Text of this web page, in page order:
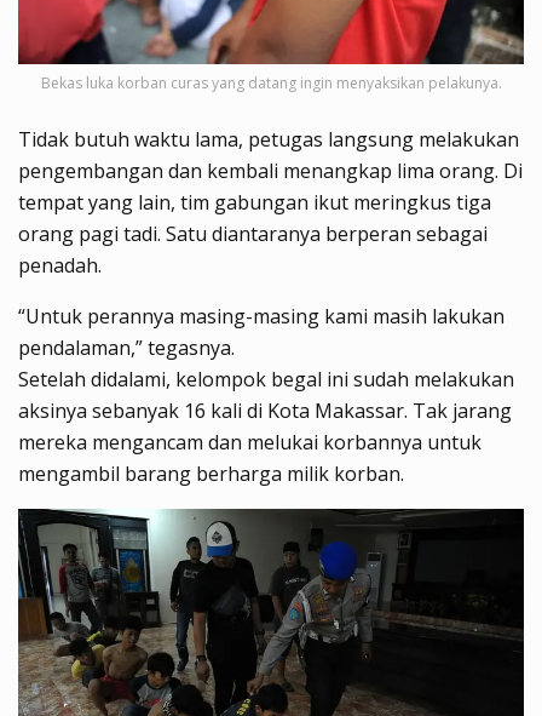
Bekas luka korban curas yang datang ingin menyaksikan pelakunya.
Tidak butuh waktu lama, petugas langsung melakukan
pengembangan dan kembali menangkap lima orang. Di
tempat yang lain, tim gabungan ikut meringkus tiga
orang pagi tadi. Satu diantaranya berperan sebagai
penadah.
“Untuk perannya masing-masing kami masih lakukan
pendalaman,” tegasnya.
Setelah didalami, kelompok begal ini sudah melakukan
aksinya sebanyak 16 kali di Kota Makassar. Tak jarang
mereka mengancam dan melukai korbannya untuk
mengambil barang berharga milik korban.